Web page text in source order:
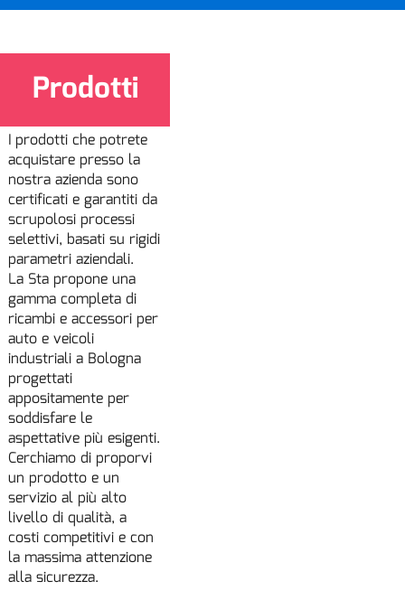
Prodotti
I prodotti che potrete
acquistare presso la
nostra azienda sono
certificati e garantiti da
scrupolosi processi
selettivi, basati su rigidi
parametri aziendali.
La Sta propone una
gamma completa di
ricambi e accessori per
auto e veicoli
industriali a Bologna
progettati
appositamente per
soddisfare le
aspettative più esigenti.
Cerchiamo di proporvi
un prodotto e un
servizio al più alto
livello di qualità, a
costi competitivi e con
la massima attenzione
alla sicurezza.